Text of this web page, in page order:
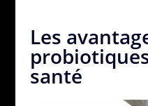
Les
santé